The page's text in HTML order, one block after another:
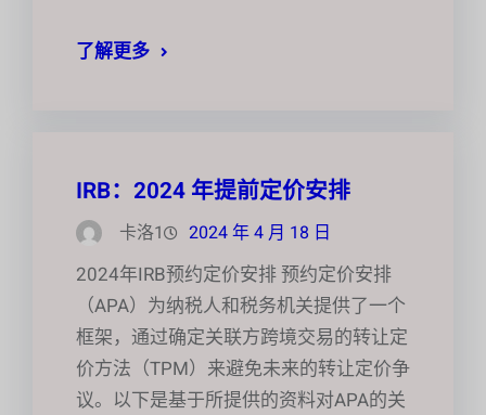
了解更多
IRB：2024 年提前定价安排
卡洛1 2024 年 4 月 18 日
2024年IRB预约定价安排 预约定价安排
（APA）为纳税人和税务机关提供了一个
框架，通过确定关联方跨境交易的转让定
价方法（TPM）来避免未来的转让定价争
议。以下是基于所提供的资料对APA的关